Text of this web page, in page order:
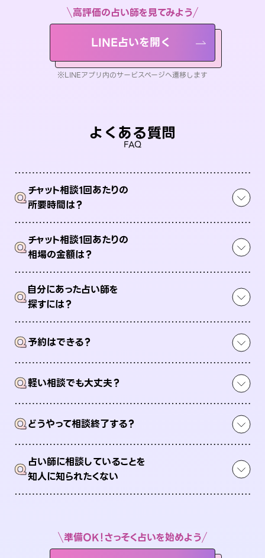
高評価の占い師を見てみよう
LINE占いを開く
※LINEアプリ内のサービスページへ遷移します
よくある質問
FAQ
Qチャット相談1回あたりの
所要時間は？
Qチャット相談1回あたりの
相場の金額は？
Q自分にあった占い師を
探すには？
Q予約はできる？
Q軽い相談でも大丈夫？
Qどうやって相談終了する？
Q占い師に相談していることを
知人に知られたくない
準備OK！さっそく占いを始めよう